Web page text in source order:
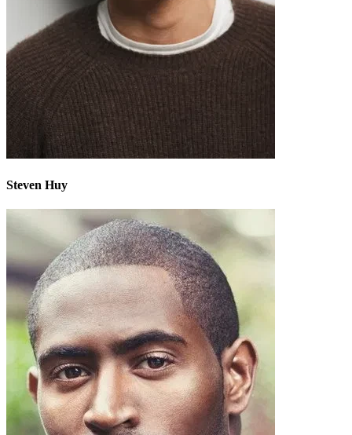
Steven Huy